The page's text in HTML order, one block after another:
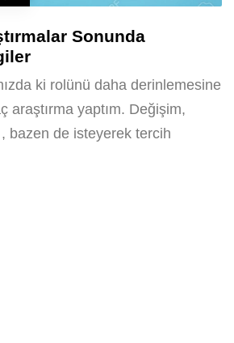
Sonunda
ki rolünü daha derinlemesine
araştırma yaptım. Değişim,
, bazen de isteyerek tercih